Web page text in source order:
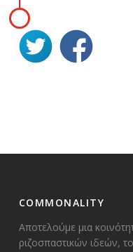
COMMONALITY
Αποτελούμε μια
ριζοσπαστικών ιδεών,